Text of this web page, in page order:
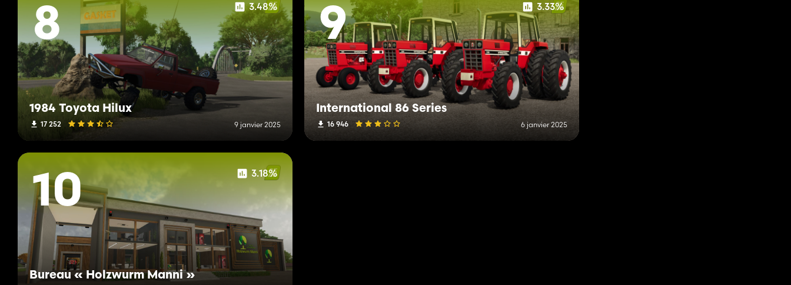
8 3.48%
1984 Toyota Hilux
17 252 9 janvier 2025
9 3.33%
International 86 Series
16 946 6 janvier 2025
10 3.18%
Bureau « Holzwurm Manni »